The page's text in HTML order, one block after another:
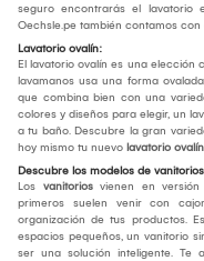
seguro encontrarás el lavatorio
Oechsle.pe también contamos con
Lavatorio ovalín:
El lavatorio ovalín es una elección
lavamanos usa una forma
que combina bien con una
colores y diseños para elegir, un
a tu baño. Descubre la gran
hoy mismo tu nuevo lavatorio
Descubre los modelos de
Los vanitorios vienen en
primeros suelen venir con
organización de tus productos.
espacios pequeños, un vanitorio
ser una solución inteligente. Te